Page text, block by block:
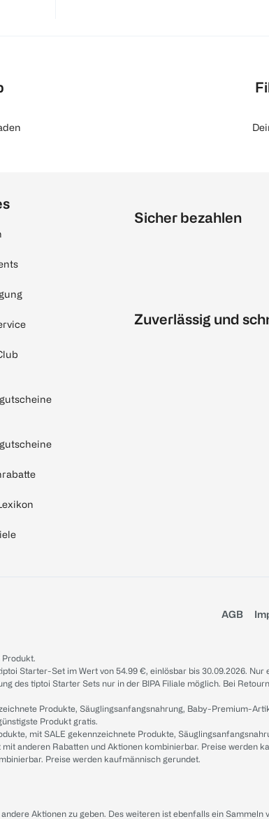
Sicher bezahlen
Zuverlässig und
AGB
Starter-Set im Wert von 54.99 €, einlösbar bis 30.09.2026.
des tiptoi Starter Sets nur in der BIPA Filiale möglich. Bei
Produkte, Säuglingsanfangsnahrung, Baby-Premium-
Produkt gratis.
mit SALE gekennzeichnete Produkte,
anderen Rabatten und Aktionen kombinierbar. Preise werden
Preise werden kaufmännisch gerundet.
Aktionen zu geben. Des weiteren ist ebenfalls ein